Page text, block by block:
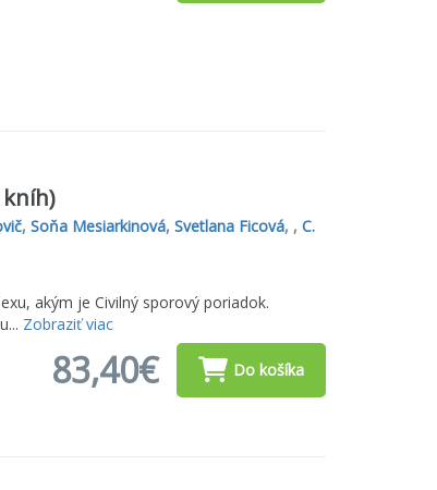
, Soňa Mesiarkinová, Svetlana Ficová, , C.
akým je Civilný sporový poriadok.
Zobraziť viac
83,40€ Do košíka